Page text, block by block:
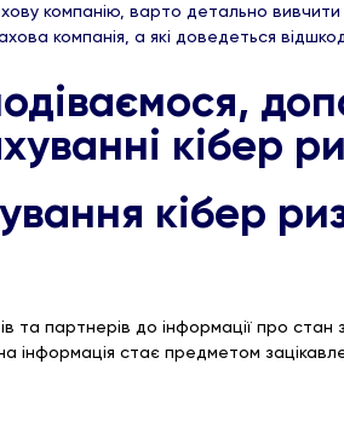
компанію, варто детально вивчити
компанія, а які доведеться
кібер
кібер
та партнерів до інформації про стан
інформація стає предметом